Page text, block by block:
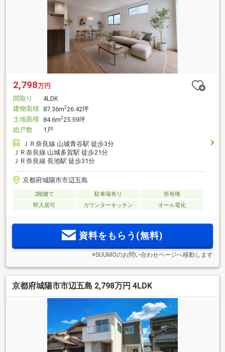
2,798万円
間取り
4LDK
建物面積 87.36m226.42坪
土地面積 84.6m225.59坪
総戸数
1戸
ＪＲ奈良線 山城青谷駅 徒歩3分
ＪＲ奈良線 山城多賀駅 徒歩21分
ＪＲ奈良線 長池駅 徒歩31分
京都府城陽市市辺五島
2階建て 駐車場有り
所有権
即入居可
カウンターキッチン オール電化
資料をもらう(無料)
※SUUMOのお問い合わせページへ移動します
京都府城陽市市辺五島 2,798万円 4LDK